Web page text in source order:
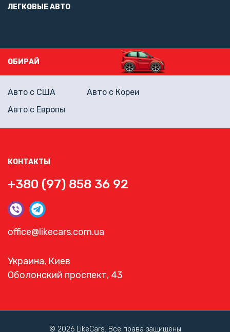
ЛЕГКОВЫЕ АВТО
КОНТАКТЫ
+380 (97) 858 36 92
office@likecars.com.ua
Украина, Киев
Оболонский проспект, 43
ОБИРАЙ
Авто с США
Авто с Кореи
Авто с Европы
© 2026 LikeCars. Все права защищены